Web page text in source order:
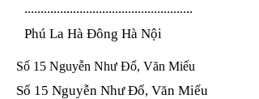
....................................................
Phú La Hà Đông Hà Nội
Số 15 Nguyễn Như Đổ, Văn Miếu
Số 15 Nguyễn Như Đổ, Văn Miếu